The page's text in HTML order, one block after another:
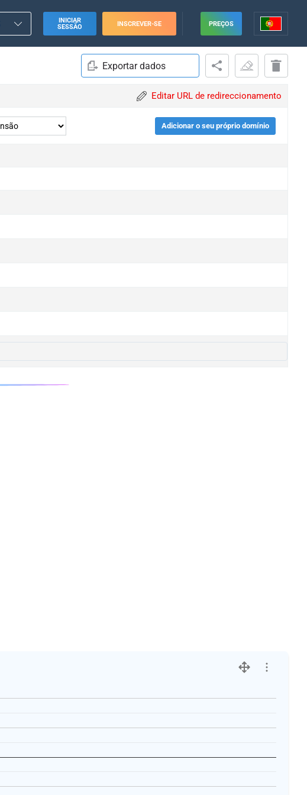
INICIAR
SESSÃO
INSCREVER-SE PREÇOS
Exportar dados
Editar URL de redireccionamento
Adicionar o seu próprio domínio